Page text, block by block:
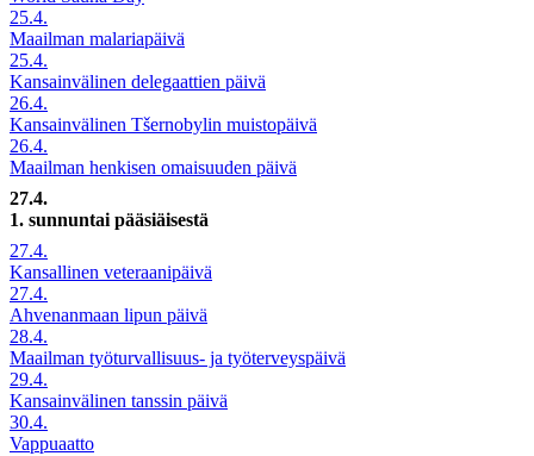
25.4.
Maailman malariapäivä
25.4.
Kansainvälinen delegaattien päivä
26.4.
Kansainvälinen Tšernobylin muistopäivä
26.4.
Maailman henkisen omaisuuden päivä
27.4.
1. sunnuntai pääsiäisestä
27.4.
Kansallinen veteraanipäivä
27.4.
Ahvenanmaan lipun päivä
28.4.
Maailman työturvallisuus- ja työterveyspäivä
29.4.
Kansainvälinen tanssin päivä
30.4.
Vappuaatto